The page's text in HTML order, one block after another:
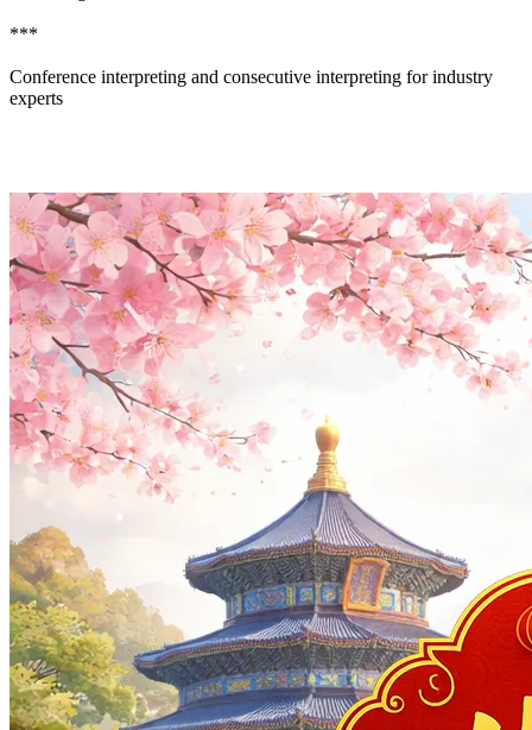
***
Conference interpreting and consecutive interpreting for industry
experts